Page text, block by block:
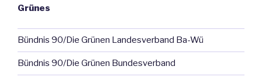
Grünes
Bündnis 90/Die Grünen Landesverband Ba-Wü
Bündnis 90/Die Grünen Bundesverband